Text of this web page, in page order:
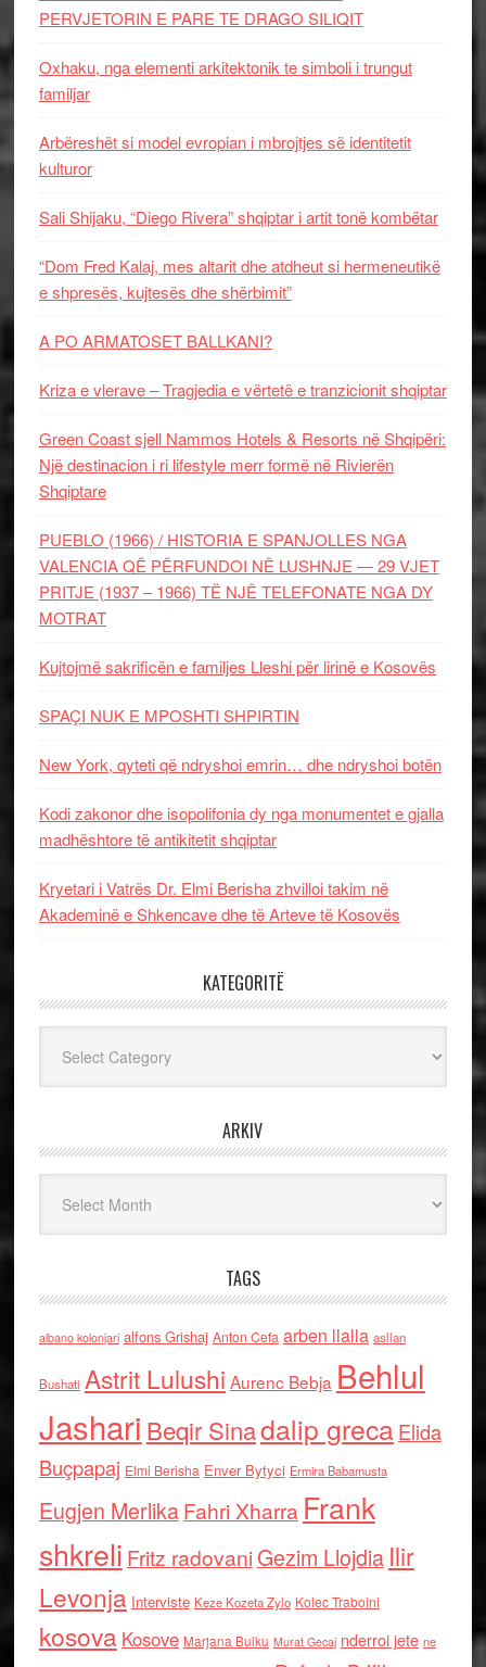
PERVJETORIN E PARE TE DRAGO SILIQIT
Oxhaku, nga elementi arkitektonik te simboli i trungut
familjar
Arbëreshët si model evropian i mbrojtjes së identitetit
kulturor
Sali Shijaku, “Diego Rivera” shqiptar i artit tonë kombëtar
“Dom Fred Kalaj, mes altarit dhe atdheut si hermeneutikë
e shpresës, kujtesës dhe shërbimit”
A PO ARMATOSET BALLKANI?
Kriza e vlerave – Tragjedia e vërtetë e tranzicionit shqiptar
Green Coast sjell Nammos Hotels & Resorts në Shqipëri:
Një destinacion i ri lifestyle merr formë në Rivierën
Shqiptare
PUEBLO (1966) / HISTORIA E SPANJOLLES NGA
VALENCIA QË PËRFUNDOI NË LUSHNJE — 29 VJET
PRITJE (1937 – 1966) TË NJË TELEFONATE NGA DY
MOTRAT
Kujtojmë sakrificën e familjes Lleshi për lirinë e Kosovës
SPAÇI NUK E MPOSHTI SHPIRTIN
New York, qyteti që ndryshoi emrin… dhe ndryshoi botën
Kodi zakonor dhe isopolifonia dy nga monumentet e gjalla
madhështore të antikitetit shqiptar
Kryetari i Vatrës Dr. Elmi Berisha zhvilloi takim në
Akademinë e Shkencave dhe të Arteve të Kosovës
KATEGORITË
ARKIV
TAGS
albano kolonjari alfons Grishaj Anton Cefa arben llalla asllan
Bushati Astrit Lulushi Aurenc Bebja Behlul
Jashari Beqir Sinadalip grecaElida
Buçpapaj Elmi Berisha Enver Bytyci Ermira Babamusta
Eugjen MerlikaFahri Xharra Frank
shkreli Fritz radovaniGezim Llojdia Ilir
Levonja Interviste Keze Kozeta Zylo Kolec Traboini
kosova Kosove Marjana Bulku Murat Gecaj nderroi jete ne